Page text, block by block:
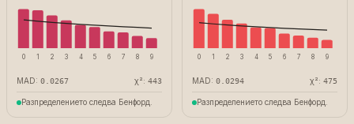
0 1 2 3 4 5 6 7 8 9
MAD: 0.0267 χ²: 443
Разпределението следва Бенфорд.
0 1 2 3 4 5 6 7 8 9
MAD: 0.0294 χ²: 475
Разпределението следва Бенфорд.